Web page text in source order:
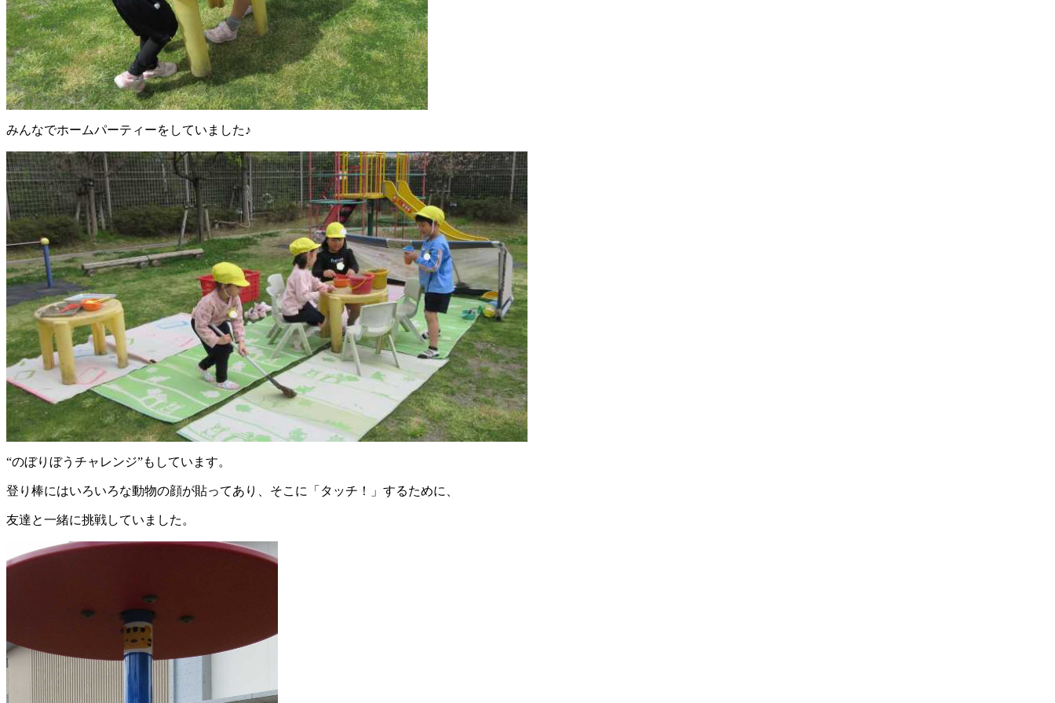
みんなでホームパーティーをしていました♪
“のぼりぼうチャレンジ”もしています。
登り棒にはいろいろな動物の顔が貼ってあり、そこに「タッチ！」するために、
友達と一緒に挑戦していました。